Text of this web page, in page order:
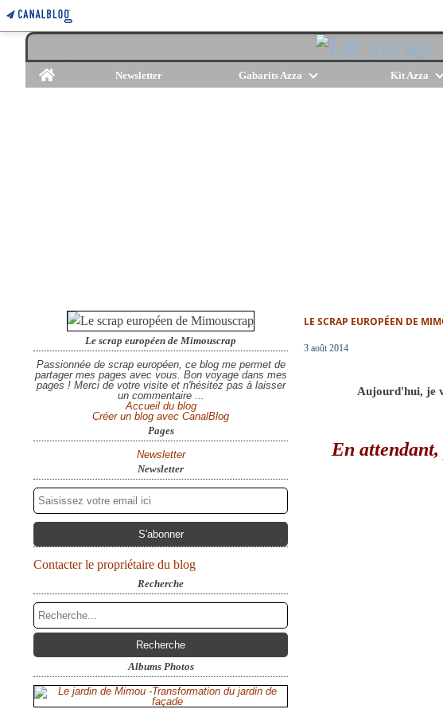
Home
Newsletter Gabarits Azza Kit Azza
Le scrap européen de Mimouscrap
Passionnée de scrap européen, ce blog me permet de
partager mes pages avec vous. Bon voyage dans mes
pages ! Merci de votre visite et n'hésitez pas à laisser
un commentaire ...
Accueil du blog
Créer un blog avec CanalBlog
Pages
Newsletter
Newsletter
Contacter le propriétaire du blog
Recherche
Albums Photos
LE SCRAP EUROPÉEN DE
3 août 2014
Aujourd'hui, je
En attendant,